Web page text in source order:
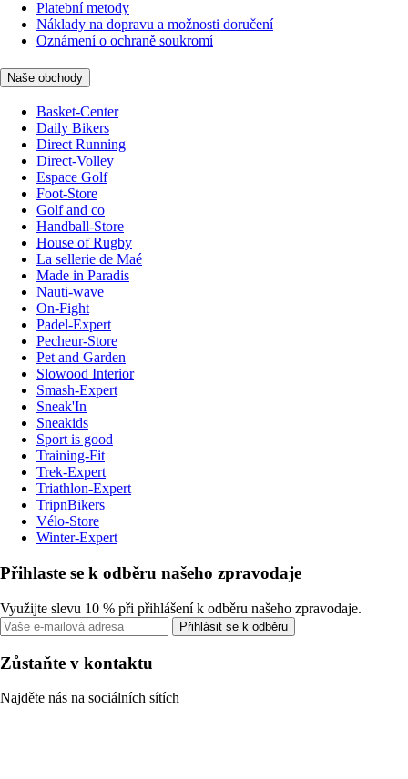
Platební metody
Náklady na dopravu a možnosti doručení
Oznámení o ochraně soukromí
Naše obchody
Basket-Center
Daily Bikers
Direct Running
Direct-Volley
Espace Golf
Foot-Store
Golf and co
Handball-Store
House of Rugby
La sellerie de Maé
Made in Paradis
Nauti-wave
On-Fight
Padel-Expert
Pecheur-Store
Pet and Garden
Slowood Interior
Smash-Expert
Sneak'In
Sneakids
Sport is good
Training-Fit
Trek-Expert
Triathlon-Expert
TripnBikers
Vélo-Store
Winter-Expert
Přihlaste se k odběru našeho zpravodaje
Využijte slevu 10 % při přihlášení k odběru našeho zpravodaje.
Přihlásit se k odběru
Zůstaňte v kontaktu
Najděte nás na sociálních sítích